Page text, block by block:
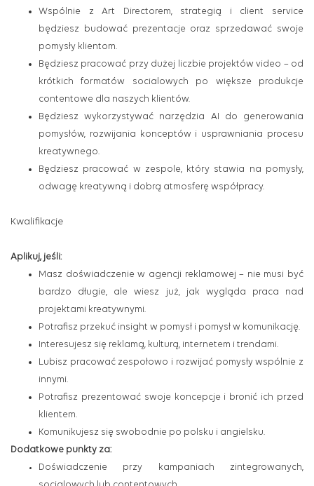
Wspólnie z Art Directorem, strategią i client service
będziesz budować prezentacje oraz sprzedawać swoje
pomysły klientom.
Będziesz pracować przy dużej liczbie projektów video – od
krótkich formatów socialowych po większe produkcje
contentowe dla naszych klientów.
Będziesz wykorzystywać narzędzia AI do generowania
pomysłów, rozwijania konceptów i usprawniania procesu
kreatywnego.
Będziesz pracować w zespole, który stawia na pomysły,
odwagę kreatywną i dobrą atmosferę współpracy.
Kwalifikacje
Aplikuj, jeśli:
Masz doświadczenie w agencji reklamowej – nie musi być
bardzo długie, ale wiesz już, jak wygląda praca nad
projektami kreatywnymi.
Potrafisz przekuć insight w pomysł i pomysł w komunikację.
Interesujesz się reklamą, kulturą, internetem i trendami.
Lubisz pracować zespołowo i rozwijać pomysły wspólnie z
innymi.
Potrafisz prezentować swoje koncepcje i bronić ich przed
klientem.
Komunikujesz się swobodnie po polsku i angielsku.
Dodatkowe punkty za:
Doświadczenie przy kampaniach zintegrowanych,